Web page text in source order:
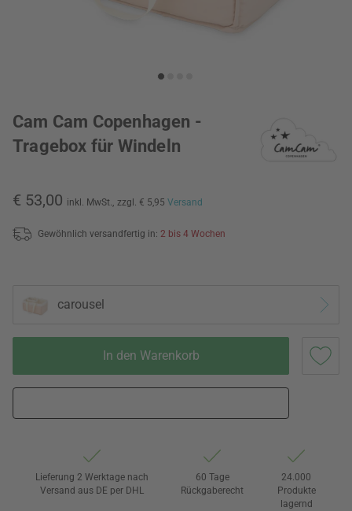
Cam Cam Copenhagen -
Tragebox für Windeln
€ 53,00 inkl. MwSt., zzgl. € 5,95 Versand
Gewöhnlich versandfertig in: 2 bis 4 Wochen
carousel
In den Warenkorb
Lieferung 2 Werktage nach
Versand aus DE per DHL
60 Tage
Rückgaberecht
24.000
Produkte
lagernd